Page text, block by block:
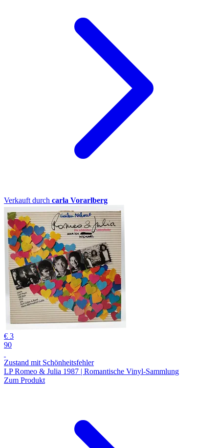
Verkauft durch carla Vorarlberg
€ 3
90
Zustand mit Schönheitsfehler
LP Romeo & Julia 1987 | Romantische Vinyl-Sammlung
Zum Produkt